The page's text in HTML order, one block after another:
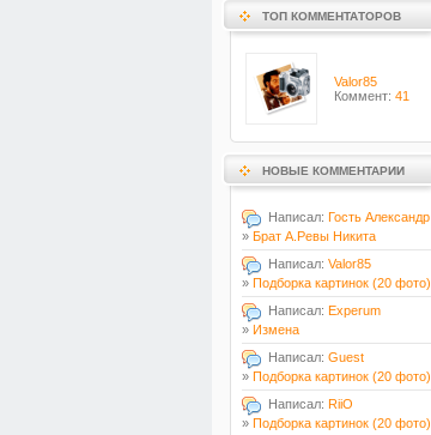
ТОП КОММЕНТАТОРОВ
Valor85
Коммент: 41
НОВЫЕ КОММЕНТАРИИ
Написал: Гость Александр
» Брат А.Ревы Никита
Написал: Valor85
» Подборка картинок (20 фото)
Написал: Experum
» Измена
Написал: Guest
» Подборка картинок (20 фото)
Написал: RiiO
» Подборка картинок (20 фото)